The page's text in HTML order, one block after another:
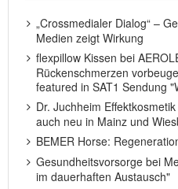
„Crossmedialer Dialog“ –
Medien zeigt Wirkung
flexpillow Kissen bei
Rückenschmerzen
featured in SAT1 Sendung
Dr. Juchheim
auch neu in Mainz und
BEMER Horse:
Gesundheitsvorsorge bei
im dauerhaften Austausch"